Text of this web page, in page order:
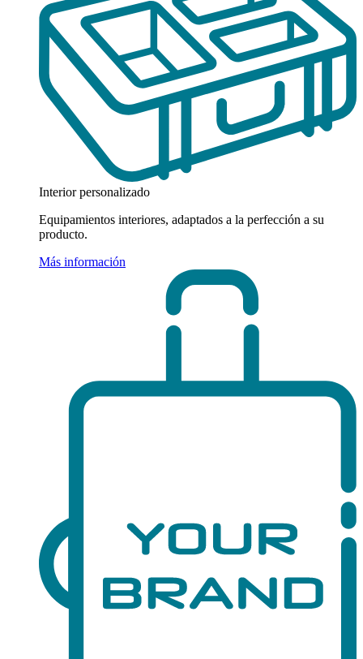
Interior personalizado
Equipamientos interiores, adaptados a la perfección a su
producto.
Más información